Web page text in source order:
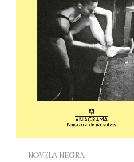
NOVELA NEGRA